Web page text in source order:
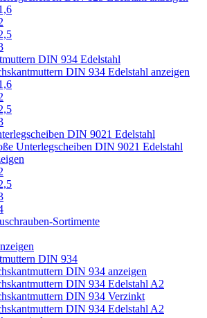
DIN 934 Edelstahl
DIN 934 Edelstahl anzeigen
DIN 9021 Edelstahl
Unterlegscheiben DIN 9021 Edelstahl
Sortimente
DIN 934
DIN 934 anzeigen
DIN 934 Edelstahl A2
DIN 934 Verzinkt
DIN 934 Edelstahl A2